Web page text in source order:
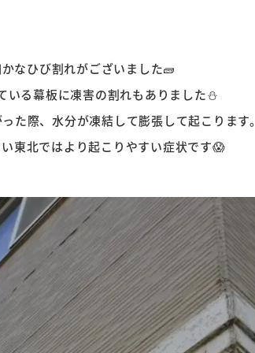
なひび割れがございました🧱
いる幕板に凍害の割れもありました⛄
た際、水分が凍結して膨張して起こります。
東北ではより起こりやすい症状です😱